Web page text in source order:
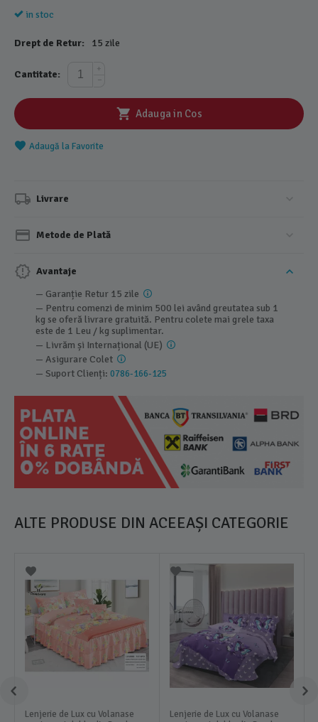
in stoc
Drept de Retur: 15 zile
Cantitate:
+
−
Adauga in Cos
Adaugă la Favorite
Livrare
Metode de Plată
Avantaje
— Garanție Retur 15 zile
— Pentru comenzi de minim 500 lei având greutatea sub 1
kg se oferă livrare gratuită. Pentru colete mai grele taxa
este de 1 Leu / kg suplimentar.
— Livrăm și Internațional (UE)
— Asigurare Colet
— Suport Clienți:0786-166-125
ALTE PRODUSE DIN ACEEAȘI CATEGORIE
Lenjerie de Lux cu Volanase
Lenjerie de Lux cu Volanase